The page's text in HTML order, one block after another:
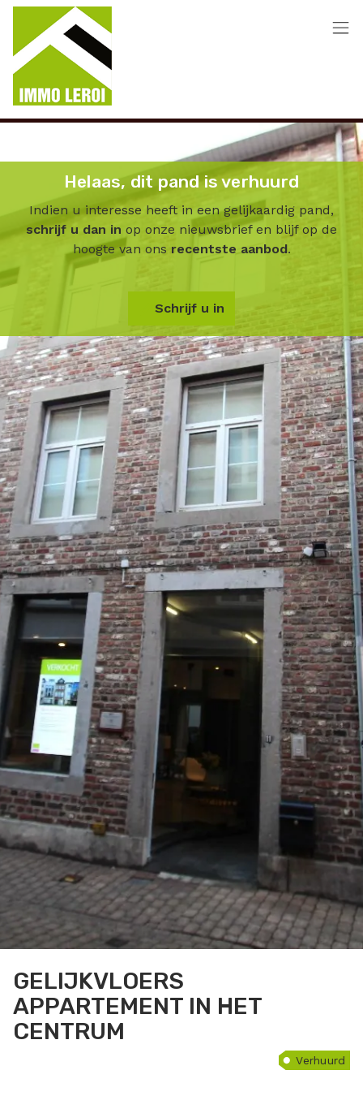
Menu overslaan en naar de inhoud gaan
Helaas, dit pand is verhuurd
Indien u interesse heeft in een gelijkaardig pand,
schrijf u dan in op onze nieuwsbrief en blijf op de
hoogte van ons recentste aanbod.
Schrijf u in
GELIJKVLOERS
APPARTEMENT IN HET
CENTRUM
Verhuurd